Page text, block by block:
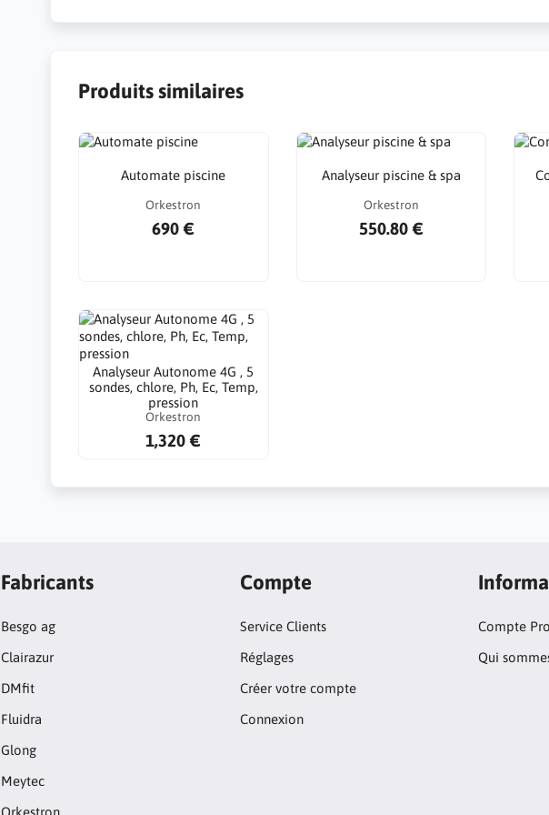
Produits similaires
Automate piscine
Orkestron
690 €
Analyseur piscine & spa
Orkestron
550.80 €
Analyseur Autonome 4G , 5
sondes, chlore, Ph, Ec, Temp,
pression
Orkestron
1,320 €
Fabricants
Besgo ag
Clairazur
DMfit
Fluidra
Glong
Meytec
Compte
Service Clients
Réglages
Créer votre compte
Connexion
Compte
Qui